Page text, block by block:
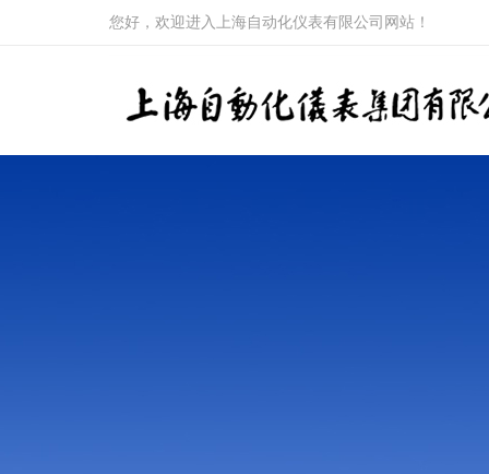
您好，欢迎进入上海自动化仪表有限公司网站！